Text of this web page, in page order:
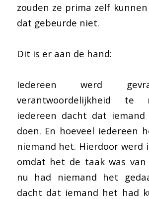
zouden ze prima zelf
dat gebeurde niet.
Dit is er aan de hand:
Iedereen werd
verantwoordelijkheid te
iedereen dacht dat
doen. En hoeveel iedereen
niemand het. Hierdoor werd
omdat het de taak was van
nu had niemand het
dacht dat iemand het had